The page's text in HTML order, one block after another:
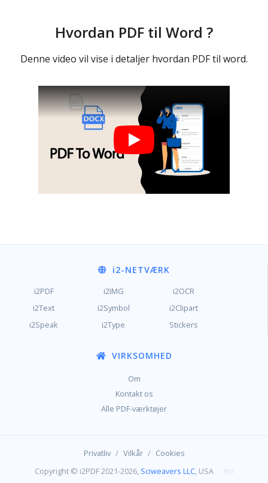
Hvordan PDF til Word ?
Denne video vil vise i detaljer hvordan PDF til word.
i2-NETVÆRK
i2PDF i2IMG
i2OCR
i2Text
i2Symbol
i2Clipart
i2Speak
i2Type Stickers
VIRKSOMHED
Om
Kontakt os
Alle PDF-værktøjer
Privatliv / Vilkår / Cookies
Copyright © i2PDF 2021-2026, Sciweavers LLC, USA 192